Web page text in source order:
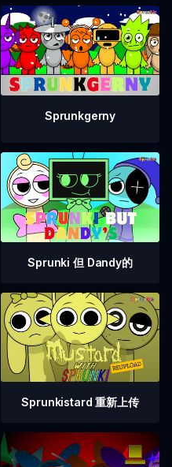
Sprunkgerny
Sprunki 但 Dandy的
Sprunkistard 重新上传